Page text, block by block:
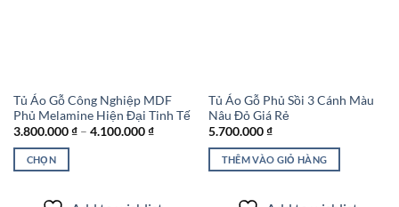
Tủ Áo Gỗ Công Nghiệp MDF
Phủ Melamine Hiện Đại Tinh Tế
3.800.000₫ – 4.100.000₫Khoảng
CHỌN
Tủ Áo Gỗ Phủ Sồi 3 Cánh Màu
Nâu Đỏ Giá Rẻ
5.700.000₫
THÊM VÀO GIỎ HÀNG